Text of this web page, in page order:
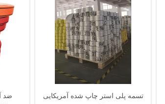
تسمه پلی استر چاپ شده آمریکایی
ضد